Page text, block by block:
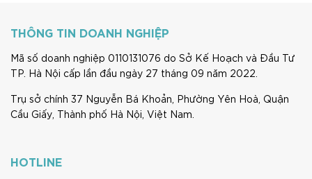
THÔNG TIN DOANH NGHIỆP
Mã số doanh nghiệp 0110131076 do Sở Kế Hoạch và Đầu Tư
TP. Hà Nội cấp lần đầu ngày 27 tháng 09 năm 2022.
Trụ sở chính 37 Nguyễn Bá Khoản, Phường Yên Hoà, Quận
Cầu Giấy, Thành phố Hà Nội, Việt Nam.
HOTLINE